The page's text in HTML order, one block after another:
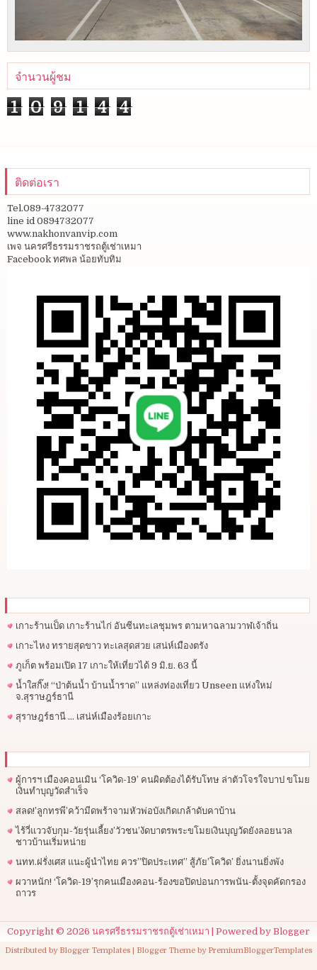
จำนวนผู้ชม
1 0 9 1 4 4
ติดต่อเรา
Tel.089-4732077
line id 0894732077
www.nakhonvanvip.com
เพจ นครศรีธรรมราชรถตู้เช่าเหมา
Facebook ทศพล น้อยทับทิม
เกาะร้านเป็ด เกาะร้านไก่ อันซีนทะเลชุมพร ตามหาฉลามวาฬเจ้าถิ่น
เกาะไหง ทรายสุดขาว ทะเลสุดสวย เสน่ห์เมืองตรัง
ภูเก็ต พร้อมเปิด 17 เกาะให้เที่ยวได้ 9 มิ.ย. 63 นี้
น้ำใสกิ๊ง! “ป่าต้นน้ำ บ้านน้ำราด” แหล่งท่องเที่ยว Unseen แห่งใหม่
จ.สุราษฎร์ธานี
สุราษฎร์ธานี … เสน่ห์เมืองร้อยเกาะ
ผู้การฯ​ เมืองคอนเมิน ‘โควิด-19’ คนผิดต้องได้รับโทษ ล่าตัวโจรใจบาป ขโมย
เงินทำบุญวัดสำเร็จ
สลด!’ลูกทรพี’คว้ามีดพร้าจามหัวพ่อบังเกิดเกล้าดับคาบ้าน
ไร้วี่แววจับกุม-วัยรุ่นเลี้ยง’วัวชน’งัดบาตรพระขโมยเงินบุญวัดยังลอยนวล
ชาวบ้านเริ่มหน่าย
นทท.ฝรั่งเศส แนะผู้นำไทย ควร”ปิดประเทศ” สู้ภัย’โควิด’ ยิ่งนานยิ่งพัง
ผวาหนัก! ‘โควิด-19’รุกคนเมืองคอน-ร้องขอปิดบ่อนการพนัน-ตั้งจุดคัดกรอง
ถาวร
Copyright © 2026 นครศรีธรรมราชรถตู้เช่าเหมา | Powered by Blogger
Distributed by Blogger Templates | Blogger Theme by PremiumBloggerTemplates